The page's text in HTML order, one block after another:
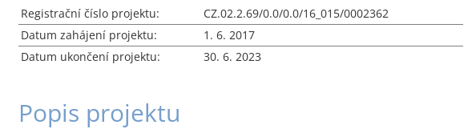
Registrační číslo projektu:
CZ.02.2.69/0.0/0.0/16_015/0002362
Datum zahájení projektu:
1. 6. 2017
Datum ukončení projektu:
30. 6. 2023
Popis projektu